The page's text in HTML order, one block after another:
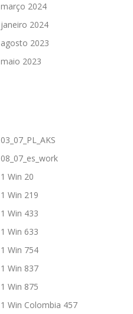
março 2024
janeiro 2024
agosto 2023
maio 2023
03_07_PL_AKS
08_07_es_work
1 Win 20
1 Win 219
1 Win 433
1 Win 633
1 Win 754
1 Win 837
1 Win 875
1 Win Colombia 457